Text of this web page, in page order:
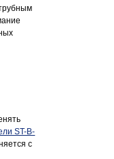
ST-B-
с